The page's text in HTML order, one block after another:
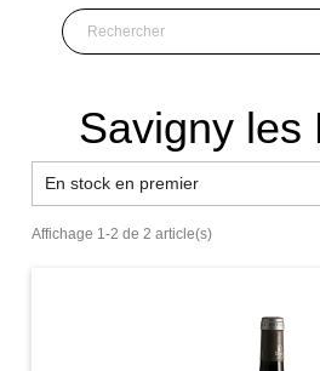
Savigny les
En stock en premier
Affichage 1-2 de 2 article(s)